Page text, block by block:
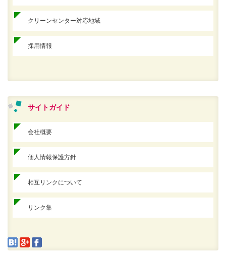
クリーンセンター対応地域
採用情報
サイトガイド
会社概要
個人情報保護方針
相互リンクについて
リンク集